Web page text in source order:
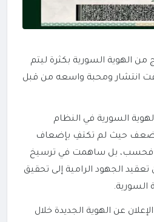
الهوية السورية بكثرة ليتم
انتشار ومحبة واسعه من قبل
السورية في النظام
حيث لم تكتفِ بإضعاف
فحسب، بل ساهمت في ترسيخ
تعقيد الجهود الرامية إلى تحقيق
السورية.
عن الهوية الجديدة خلال